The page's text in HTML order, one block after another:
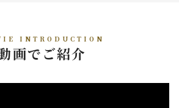
INTRODUCTION
画でご紹介